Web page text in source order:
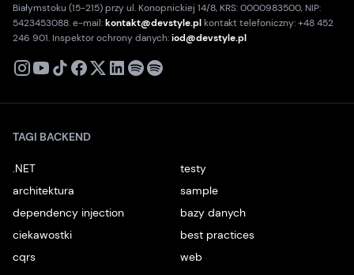
Białymstoku (15-215) przy ul. Konopnickiej 14/8, KRS: 0000983500, NIP:
5423453088. e-mail:kontakt@devstyle.plkontakt telefoniczny: +48 452
246 901. Inspektor ochrony danych:iod@devstyle.pl
X
TAGI BACKEND
.NET
testy
architektura
sample
dependency injection
bazy danych
ciekawostki
best practices
cqrs
web